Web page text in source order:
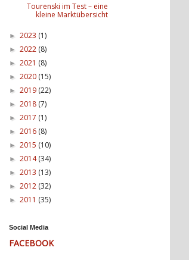
Tourenski im Test – eine
kleine Marktübersicht
► 2023 (1)
► 2022 (8)
► 2021 (8)
► 2020 (15)
► 2019 (22)
► 2018 (7)
► 2017 (1)
► 2016 (8)
► 2015 (10)
► 2014(34)
► 2013 (13)
► 2012 (32)
► 2011 (35)
Social Media
FACEBOOK